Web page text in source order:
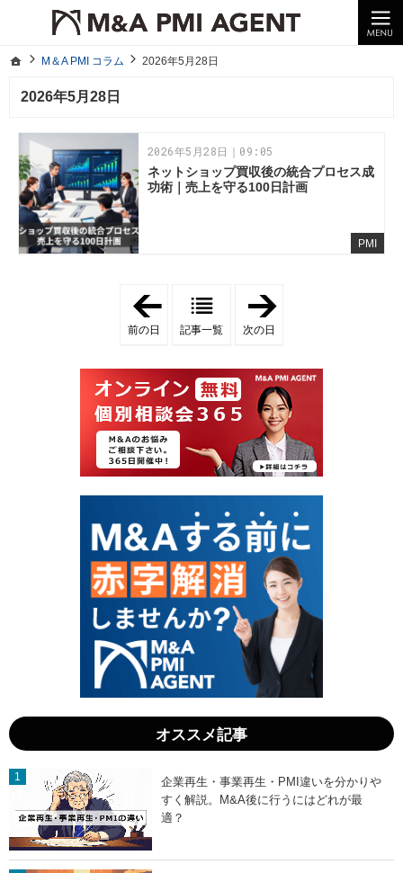
ホームM＆A PMI コラム 2026年5月28日
2026年5月28日
10年以上の経験。企業の経営統合や売却はM＆A PMI AGENTへ。
M＆A PMI コラム｜M＆A・PMI・事業承継のポイントや成功事例をわかりやすくご紹介
PMI
2026年5月28日｜09:05
ネットショップ買収後の統合プロセス成
功術｜売上を守る100日計画
5
月
7
日
」
前の日 記事一覧
5
月
2
9
日
」
次の日
オススメ記事
企業再生・事業再生・PMI違いを分かりや
すく解説。M&A後に行うにはどれが最
適？
ホームM＆A PMI コラム 2026年5月28日